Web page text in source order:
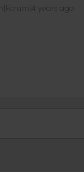
years ago